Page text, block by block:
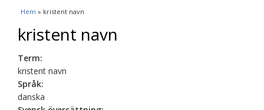
Du är här
Hem » kristent navn
kristent navn
Term:
kristent navn
Språk:
danska